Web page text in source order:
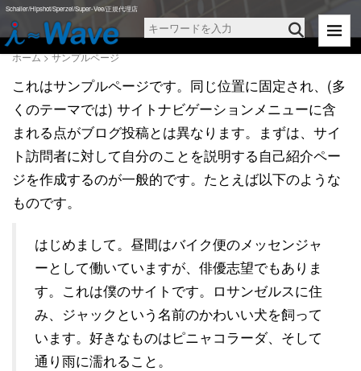
Schaller/Hipshot/Sperzel/Super-Vee/正規代理店
ホーム>サンプルページ
これはサンプルページです。同じ位置に固定され、(多
くのテーマでは) サイトナビゲーションメニューに含
まれる点がブログ投稿とは異なります。まずは、サイ
ト訪問者に対して自分のことを説明する自己紹介ペー
ジを作成するのが一般的です。たとえば以下のような
ものです。
はじめまして。昼間はバイク便のメッセンジャ
ーとして働いていますが、俳優志望でもありま
す。これは僕のサイトです。ロサンゼルスに住
み、ジャックという名前のかわいい犬を飼って
います。好きなものはピニャコラーダ、そして
通り雨に濡れること。